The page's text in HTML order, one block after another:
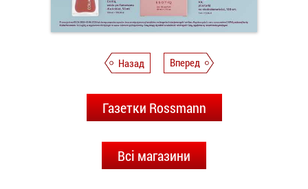
Назад Вперед
Газетки Rossmann
Всі магазини